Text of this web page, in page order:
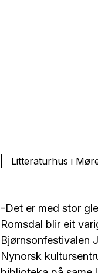
Litteraturhus i
-Det er med stor
Romsdal blir eit
Bjørnsonfestivalen
Nynorsk